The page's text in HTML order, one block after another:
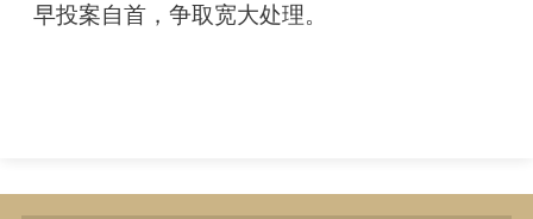
早投案自首，争取宽大处理。